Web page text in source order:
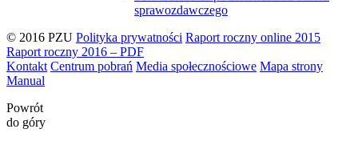
sprawozdawczego
© 2016 PZU Polityka prywatności Raport roczny online 2015
Raport roczny 2016 – PDF
Kontakt Centrum pobrań Media społecznościowe Mapa strony
Manual
Powrót
do góry